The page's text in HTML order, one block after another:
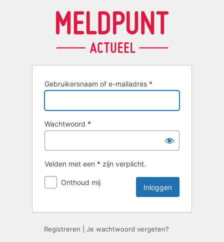
Gebruikersnaam of e-mailadres *
Wachtwoord *
Velden met een * zijn verplicht.
Onthoud mij
Registreren Je wachtwoord vergeten?